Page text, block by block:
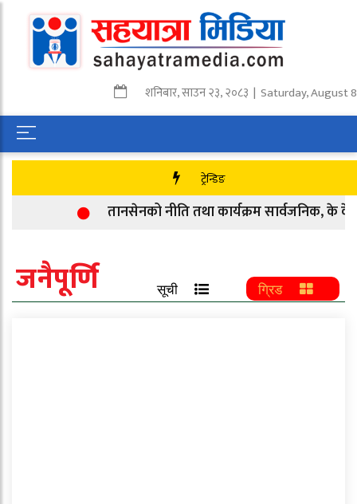
शनिबार,साउन२३,२०८३ | Saturday, August
ट्रेन्डिङ
तानसेनको नीति तथा कार्यक्रम सार्वजनिक, के के
जनैपूर्णि सूची ग्रिड